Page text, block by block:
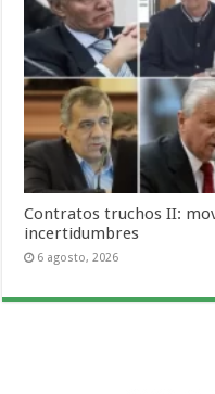
Contratos truchos II:
incertidumbres
6 agosto, 2026